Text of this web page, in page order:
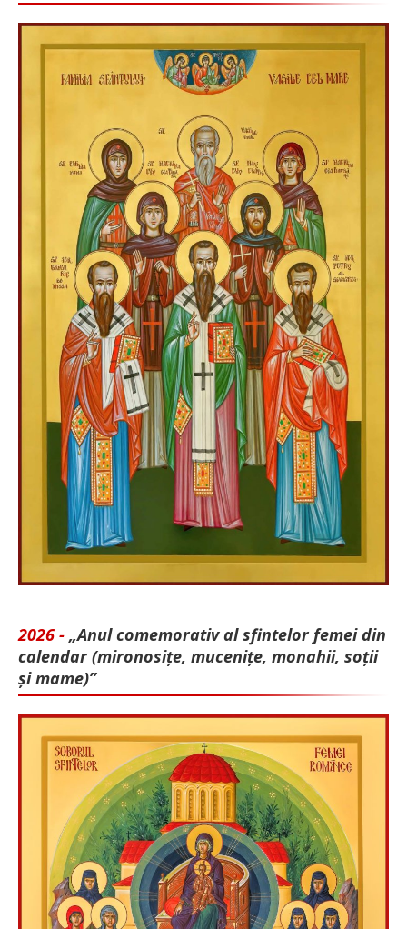
2026 - „Anul comemorativ al sfintelor femei din
calendar (mironosițe, mu­cenițe, monahii, soții
și mame)”